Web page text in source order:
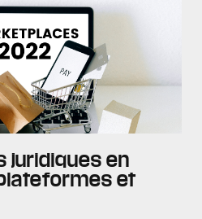
juridiques en
et